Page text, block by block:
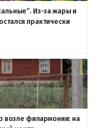
Из-за жары и
практически
возле филармонии: на